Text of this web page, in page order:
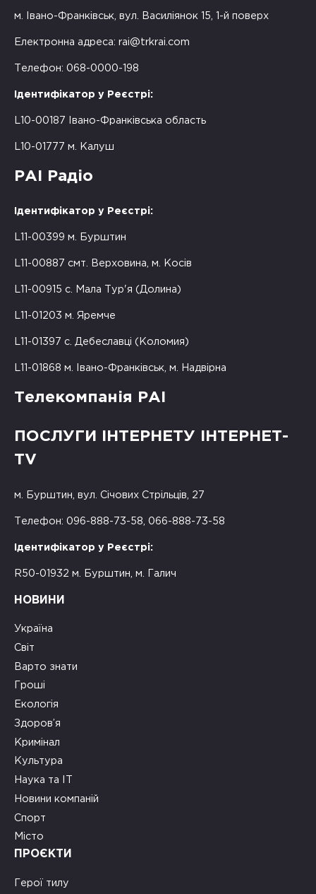
м. Івано-Франківськ, вул. Василіянок 15, 1-й поверх
Електронна адреса: rai@trkrai.com
Телефон: 068-0000-198
Ідентифікатор у Реєстрі:
L10-00187 Івано-Франківська область
L10-01777 м. Калуш
РАІ Радіо
Ідентифікатор у Реєстрі:
L11-00399 м. Бурштин
L11-00887 смт. Верховина, м. Косів
L11-00915 с. Мала Тур'я (Долина)
L11-01203 м. Яремче
L11-01397 с. Дебеславці (Коломия)
L11-01868 м. Івано-Франківськ, м. Надвірна
Телекомпанія РАІ
ПОСЛУГИ ІНТЕРНЕТУ ІНТЕРНЕТ-
TV
м. Бурштин, вул. Січових Стрільців, 27
Телефон: 096-888-73-58, 066-888-73-58
Ідентифікатор у Реєстрі:
R50-01932 м. Бурштин, м. Галич
НОВИНИ
Україна
Світ
Варто знати
Гроші
Екологія
Здоров’я
Кримінал
Культура
Наука та ІТ
Новини компаній
Спорт
Місто
ПРОЄКТИ
Герої тилу